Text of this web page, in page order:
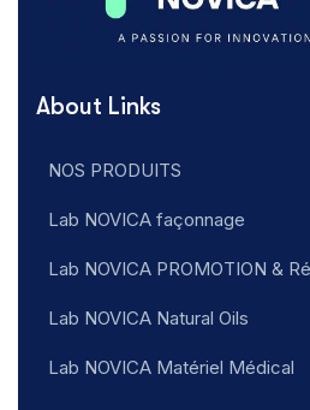
About Links
NOS PRODUITS
Lab NOVICA façonnage
Lab NOVICA PROMOTION &
Lab NOVICA Natural Oils
Lab NOVICA Matériel Médical